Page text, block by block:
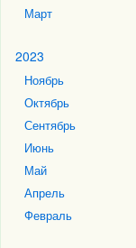
Март
2023
Ноябрь
Октябрь
Сентябрь
Июнь
Май
Апрель
Февраль